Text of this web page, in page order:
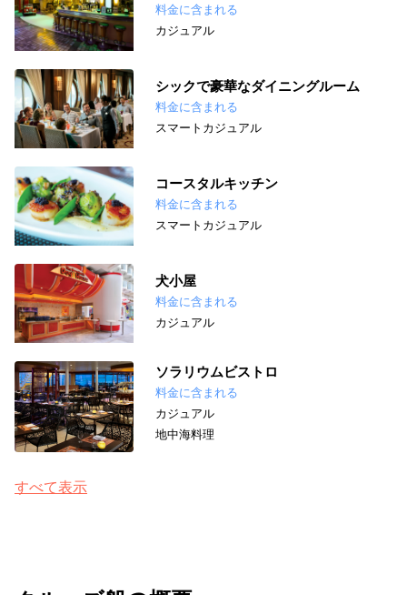
料金に含まれる
カジュアル
シックで豪華なダイニングルーム
料金に含まれる
スマートカジュアル
コースタルキッチン
料金に含まれる
スマートカジュアル
犬小屋
料金に含まれる
カジュアル
ソラリウムビストロ
料金に含まれる
カジュアル
地中海料理
すべて表示